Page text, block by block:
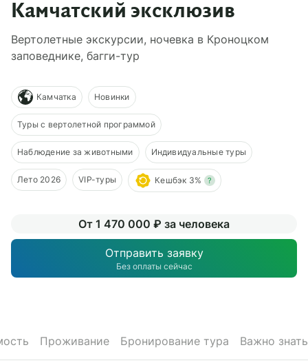
Индивидуальные
Корпоративные
Журнал
Сертификаты
Подписаться
10:00–20:00
Камчатский эксклюзив
От 1 470 000 ₽ за человека
Вертолетные экскурсии, ночевка в Кроноцком
заповеднике, багги-тур
Камчатка Новинки
Туры с вертолетной программой
Наблюдение за животными Индивидуальные туры
Лето 2026 VIP-туры Кешбэк 3% ?
Отправить заявку
Без оплаты сейчас
Проживание Бронирование тура Важно знать